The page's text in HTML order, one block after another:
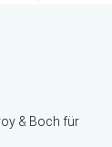
& Boch für